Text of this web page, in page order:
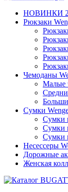
НОВИНКИ
Рюкзаки
Чемоданы
Малые
Сумки
Сумки
Сумки
Сумки
Несессеры
Дорожные
Женская